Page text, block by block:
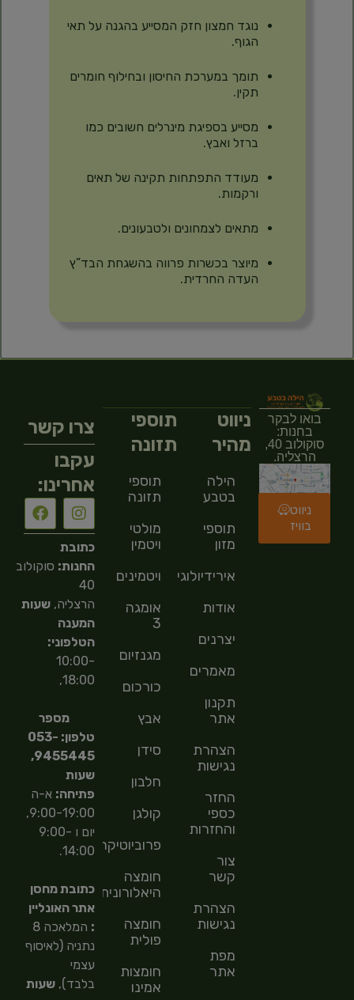
נוגד חמצון חזק המסייע בהגנה על תאי
הגוף.
תומך במערכת החיסון ובחילוף חומרים
תקין.
מסייע בספיגת מינרלים חשובים כמו
ברזל ואבץ.
מעודד התפתחות תקינה של תאים
ורקמות.
מתאים לצמחונים ולטבעונים.
מיוצר בכשרות פרווה בהשגחת הבד”ץ
העדה החרדית.
בואו לבקר
בחנות:
סוקולוב 40,
הרצליה.
ניווט
בוויז
ניווט
מהיר
הילה
בטבע
תוספי
מזון
אירידיולוגיה
אודות
יצרנים
מאמרים
תקנון
אתר
הצהרת
נגישות
החזר
כספי
והחזרות
צור
קשר
הצהרת
נגישות
מפת
אתר
תוספי
תזונה
תוספי
תזונה
מולטי
ויטמין
ויטמינים
אומגה
3
מגנזיום
כורכום
אבץ
סידן
חלבון
קולגן
פרוביוטיקה
חומצה
היאלורונית
חומצה
פולית
חומצות
אמינו
צרו קשר
עקבו
אחרינו:
כתובת
החנות: סוקולוב
40
הרצליה,שעות
המענה
הטלפוני:
10:00-
18:00,
מספר
טלפון: 053-
9455445,
שעות
פתיחה: א-ה
9:00-19:00,
יום ו 9:00-
14:00.
כתובת מחסן
אתר האונליין
:
המלאכה 8
נתניה (לאיסוף
עצמי
בלבד),שעות